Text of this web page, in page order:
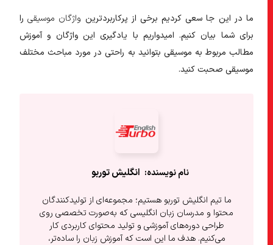
ما در این جا سعی کردیم برخی از پرکاربردترینواژگان موسیقیرا
برای شما بیان کنیم. ‌امیدواریم با یادگیری این واژگان و آموزش
مطالب مربوط به موسیقی بتوانید به راحتی در مورد مباحث مختلف
موسیقی صحبت کنید.
انگلیش‌ توربو
ما تیم انگلیش توربو هستیم؛ مجموعه‌ای از تولیدکنندگان
محتوا و مدرسان زبان انگلیسی که به‌صورت تخصصی روی
طراحی دوره‌های آموزشی و تولید محتوای کاربردی کار
می‌کنیم. هدف ما این است که آموزش زبان را ساده‌تر،